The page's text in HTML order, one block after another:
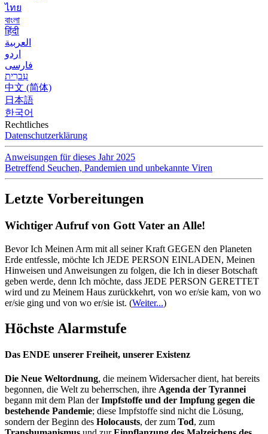
ไทย
বাংলা
हिंदी
العربية
اردو
فارسی
עִברִית
中文 (简体)
日本語
한국어
Rechtliches
Datenschutzerklärung
Anweisungen für dieses Jahr 2025
Betreffend Seuchen, Pandemien und unbekannte Viren
Letzte Vorbereitungen
Wichtiger Aufruf von Gott Vater an Alle!
Bevor Ich Meinen Arm mit all seiner Kraft GEGEN den Planeten
Erde entfessle, möchte Ich JEDE PERSON EINLADEN, Meinen
Hinweisen und Anweisungen zu folgen, die Ich in dieser Botschaft
geben werde, denn Ich möchte, dass JEDE PERSON GERETTET
wird und zu Meinem Haus zurückkehrt, von wo er/sie kam, von wo
er/sie ging und von wo er/sie ist. (Weiter...)
Höchste Alarmstufe
Das ENDE unserer Freiheit, unserer Existenz
Die Neue Weltordnung, die meinem Widersacher dient, hat bereits
begonnen, die Welt zu beherrschen, ihre Agenda der Tyrannei
begann mit dem Plan derImpfstoffe und der Impfung gegen die
bestehende Pandemie; diese Impfstoffe sind nicht die Lösung,
sondern der Beginn des Holocausts, der zum Tod, zum